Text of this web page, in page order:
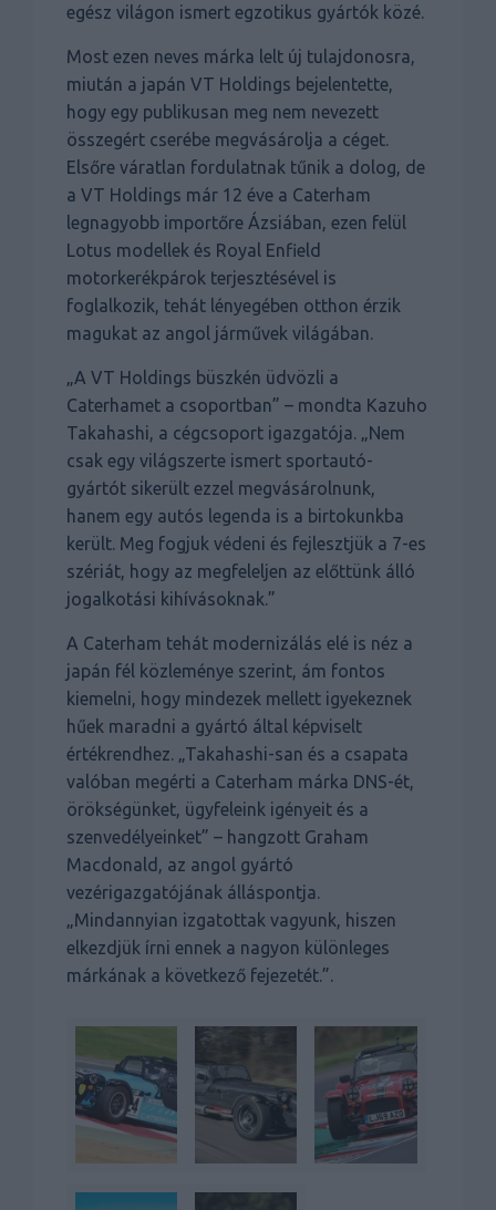
egész világon ismert egzotikus gyártók közé.
Most ezen neves márka lelt új tulajdonosra,
miután a japán VT Holdings bejelentette,
hogy egy publikusan meg nem nevezett
összegért cserébe megvásárolja a céget.
Elsőre váratlan fordulatnak tűnik a dolog, de
a VT Holdings már 12 éve a Caterham
legnagyobb importőre Ázsiában, ezen felül
Lotus modellek és Royal Enfield
motorkerékpárok terjesztésével is
foglalkozik, tehát lényegében otthon érzik
magukat az angol járművek világában.
„A VT Holdings büszkén üdvözli a
Caterhamet a csoportban” – mondta Kazuho
Takahashi, a cégcsoport igazgatója. „Nem
csak egy világszerte ismert sportautó-
gyártót sikerült ezzel megvásárolnunk,
hanem egy autós legenda is a birtokunkba
került. Meg fogjuk védeni és fejlesztjük a 7-es
szériát, hogy az megfeleljen az előttünk álló
jogalkotási kihívásoknak.”
A Caterham tehát modernizálás elé is néz a
japán fél közleménye szerint, ám fontos
kiemelni, hogy mindezek mellett igyekeznek
hűek maradni a gyártó által képviselt
értékrendhez. „Takahashi-san és a csapata
valóban megérti a Caterham márka DNS-ét,
örökségünket, ügyfeleink igényeit és a
szenvedélyeinket” – hangzott Graham
Macdonald, az angol gyártó
vezérigazgatójának álláspontja.
„Mindannyian izgatottak vagyunk, hiszen
elkezdjük írni ennek a nagyon különleges
márkának a következő fejezetét.”.